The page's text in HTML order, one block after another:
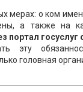
мерах: о ком
а также на
госуслуг
эту
головная